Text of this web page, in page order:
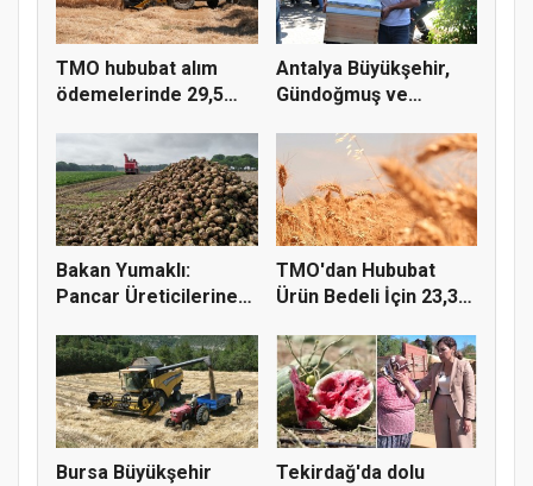
TMO hububat alım
ödemelerinde 29,5
Antalya Büyükşehir,
Gündoğmuş ve
Bakan Yumaklı:
Pancar Üreticilerine
TMO'dan Hububat
Ürün Bedeli İçin 23,3
Bursa Büyükşehir
Tekirdağ'da dolu